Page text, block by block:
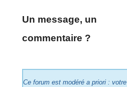
Un message, un
commentaire ?
Ce forum est modéré a priori : votre